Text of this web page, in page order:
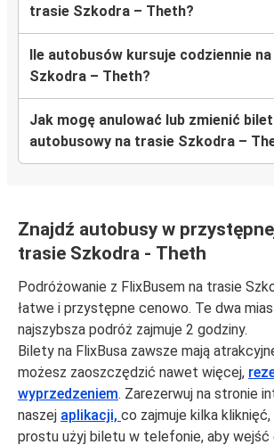
trasie Szkodra – Theth?
Ile autobusów kursuje codziennie
Szkodra – Theth?
Jak mogę anulować lub zmienić bilet
autobusowy na trasie Szkodra –
Znajdź autobusy w
trasie Szkodra - Theth
Podróżowanie z FlixBusem na trasie
łatwe i przystępne cenowo. Te dwa
najszybsza podróż zajmuje 2 godziny.
Bilety na FlixBusa zawsze mają
możesz zaoszczędzić nawet więcej,
wyprzedzeniem. Zarezerwuj na stronie
naszej aplikacji, co zajmuje kilka
prostu użyj biletu w telefonie, aby wejść